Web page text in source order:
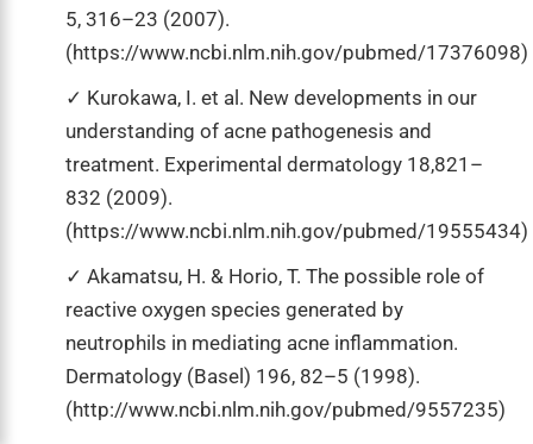
5, 316–23 (2007).
(https://www.ncbi.nlm.nih.gov/pubmed/17376098)
Kurokawa, I. et al. New developments in our
understanding of acne pathogenesis and
treatment. Experimental dermatology 18,821–
832 (2009).
(https://www.ncbi.nlm.nih.gov/pubmed/19555434)
Akamatsu, H. & Horio, T. The possible role of
reactive oxygen species generated by
neutrophils in mediating acne inflammation.
Dermatology (Basel) 196, 82–5 (1998).
(http://www.ncbi.nlm.nih.gov/pubmed/9557235)